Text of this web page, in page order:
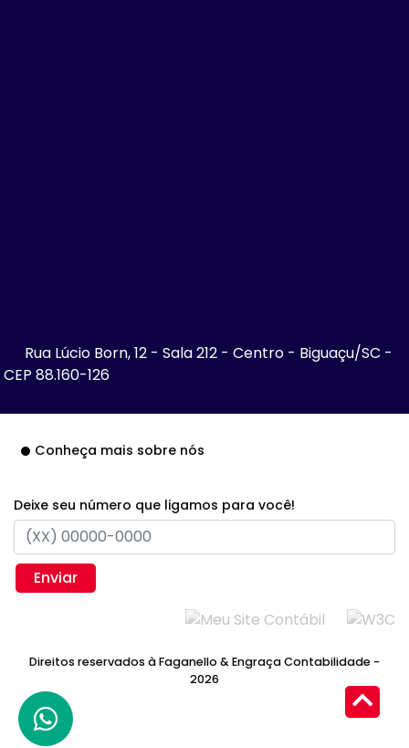
Rua Lúcio Born, 12 - Sala 212 - Centro - Biguaçu/SC -
CEP 88.160-126
Conheça mais sobre nós
Deixe seu número que ligamos para você!
Enviar
Direitos reservados à Faganello & Engraça Contabilidade -
2026